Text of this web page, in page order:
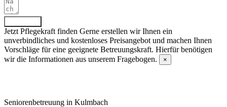
Jetzt Pflegekraft finden Gerne erstellen wir Ihnen ein
unverbindliches und kostenloses Preisangebot und machen Ihnen
Vorschläge für eine geeignete Betreuungskraft. Hierfür benötigen
wir die Informationen aus unserem Fragebogen.
×
Senioren­betreuung in Kulmbach